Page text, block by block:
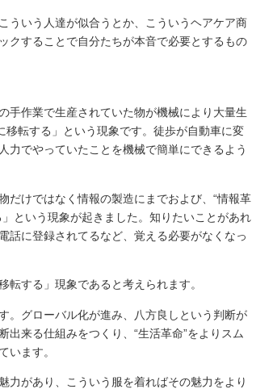
ういう人達が似合うとか、こういうヘアケア商
クすることで自分たちが本音で必要とするもの
手作業で生産されていた物が機械により大量生
移転する」という現象です。徒歩が自動車に変
力でやっていたことを機械で簡単にできるよう
だけではなく情報の製造にまでおよび、“情報革
という現象が起きました。知りたいことがあれ
話に登録されてるなど、覚える必要がなくなっ
する」現象であると考えられます。
。グローバル化が進み、八方良しという判断が
来る仕組みをつくり、“生活革命”をよりスム
います。
力があり、こういう服を着ればその魅力をより